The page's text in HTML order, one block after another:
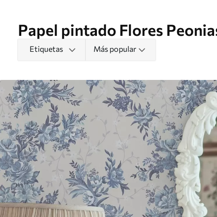
Papel pintado Flores
Etiquetas Más popular